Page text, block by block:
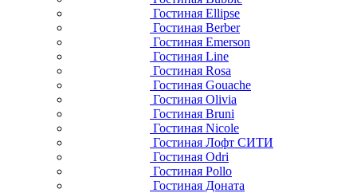
Гостиная Ellipse
Гостиная Berber
Гостиная Emerson
Гостиная Line
Гостиная Rosa
Гостиная Gouache
Гостиная Olivia
Гостиная Bruni
Гостиная Nicole
Гостиная Лофт СИТИ
Гостиная Odri
Гостиная Pollo
Гостиная Доната